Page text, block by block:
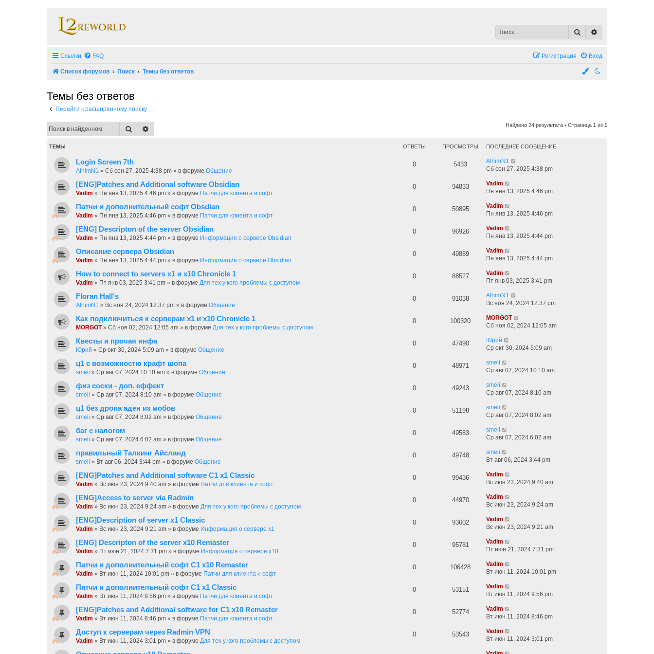
Поиск
Ссылки FAQ Вход
Регистрация
Список форумов Поиск Темы без ответов
Темы без ответов
Перейти к расширенному поиску
Поиск Найдено 24 результата • Страница 1 из 1
ТЕМЫ ОТВЕТЫ ПРОСМОТРЫ ПОСЛЕДНЕЕ СООБЩЕНИЕ
Login Screen 7th
AlhimN1 » Сб сен 27, 2025 4:38 pm » в форуме Общение
0 5433
AlhimN1
Сб сен 27, 2025 4:38 pm
[ENG]Patches and Additional software Obsidian
Vadim » Пн янв 13, 2025 4:46 pm » в форуме Патчи для клиента и софт
0 94833
Vadim
Пн янв 13, 2025 4:46 pm
Патчи и дополнительный софт Obsdian
Vadim » Пн янв 13, 2025 4:46 pm » в форуме Патчи для клиента и софт
0 50895
Vadim
Пн янв 13, 2025 4:46 pm
[ENG] Descripton of the server Obsidian
Vadim » Пн янв 13, 2025 4:44 pm » в форуме Информация о сервере Obsidian
0 96926
Vadim
Пн янв 13, 2025 4:44 pm
Описание сервера Obsidian
Vadim » Пн янв 13, 2025 4:44 pm » в форуме Информация о сервере Obsidian
0 49889
Vadim
Пн янв 13, 2025 4:44 pm
How to connect to servers х1 и х10 Chronicle 1
Vadim » Пт янв 03, 2025 3:41 pm » в форуме Для тех у кого проблемы с доступом
0 88527
Vadim
Пт янв 03, 2025 3:41 pm
Floran Hall's
AlhimN1 » Вс ноя 24, 2024 12:37 pm » в форуме Общение
0 91038
AlhimN1
Вс ноя 24, 2024 12:37 pm
Как подключиться к серверам х1 и х10 Chronicle 1
MORGOT» Сб ноя 02, 2024 12:05 am » в форуме Для тех у кого проблемы с доступом
0 100320
MORGOT
Сб ноя 02, 2024 12:05 am
Квесты и прочая инфа
Юрий » Ср окт 30, 2024 5:09 am » в форуме Общение
0 47490
Юрий
Ср окт 30, 2024 5:09 am
ц1 с возможностю крафт шопа
smeli » Ср авг 07, 2024 10:10 am » в форуме Общение
0 48971
smeli
Ср авг 07, 2024 10:10 am
физ соски - доп. еффект
smeli » Ср авг 07, 2024 8:10 am » в форуме Общение
0 49243
smeli
Ср авг 07, 2024 8:10 am
ц1 без дропа аден из мобов
smeli » Ср авг 07, 2024 8:02 am » в форуме Общение
0 51198
smeli
Ср авг 07, 2024 8:02 am
баг с налогом
smeli » Ср авг 07, 2024 6:02 am » в форуме Общение
0 49583
smeli
Ср авг 07, 2024 6:02 am
правильный Талкинг Айсланд
smeli » Вт авг 06, 2024 3:44 pm » в форуме Общение
0 49748
smeli
Вт авг 06, 2024 3:44 pm
[ENG]Patches and Additional software C1 x1 Classic
Vadim » Вс июн 23, 2024 9:40 am » в форуме Патчи для клиента и софт
0 99436
Vadim
Вс июн 23, 2024 9:40 am
[ENG]Access to server via Radmin
Vadim » Вс июн 23, 2024 9:24 am » в форуме Для тех у кого проблемы с доступом
0 44970
Vadim
Вс июн 23, 2024 9:24 am
[ENG]Description of server x1 Classic
Vadim » Вс июн 23, 2024 9:21 am » в форуме Информация о сервере x1
0 93602
Vadim
Вс июн 23, 2024 9:21 am
[ENG] Descripton of the server x10 Remaster
Vadim » Пт июн 21, 2024 7:31 pm » в форуме Информация о сервере x10
0 95781
Vadim
Пт июн 21, 2024 7:31 pm
Патчи и дополнительный софт C1 х10 Remaster
Vadim » Вт июн 11, 2024 10:01 pm » в форуме Патчи для клиента и софт
0 106428
Vadim
Вт июн 11, 2024 10:01 pm
Патчи и дополнительный софт C1 x1 Classic
Vadim » Вт июн 11, 2024 9:56 pm » в форуме Патчи для клиента и софт
0 53151
Vadim
Вт июн 11, 2024 9:56 pm
[ENG]Patches and Additional software for C1 x10 Remaster
Vadim » Вт июн 11, 2024 8:46 pm » в форуме Патчи для клиента и софт
0 52774
Vadim
Вт июн 11, 2024 8:46 pm
Доступ к серверам через Radmin VPN
Vadim » Вт июн 11, 2024 3:01 pm » в форуме Для тех у кого проблемы с доступом
0 53543
Vadim
Вт июн 11, 2024 3:01 pm